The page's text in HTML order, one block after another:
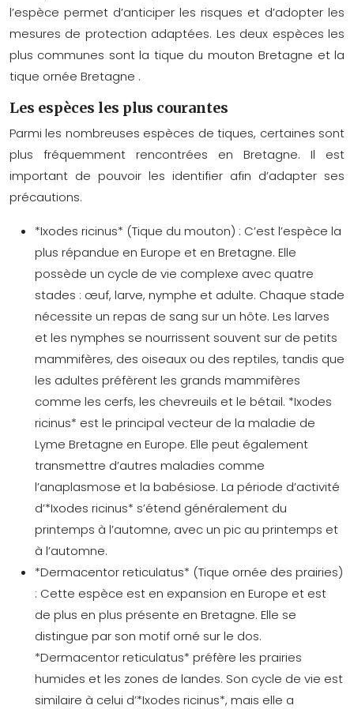
l’espèce permet d’anticiper les risques et d’adopter les
mesures de protection adaptées. Les deux espèces les
plus communes sont la tique du mouton Bretagne et la
tique ornée Bretagne .
Les espèces les plus courantes
Parmi les nombreuses espèces de tiques, certaines sont
plus fréquemment rencontrées en Bretagne. Il est
important de pouvoir les identifier afin d’adapter ses
précautions.
*Ixodes ricinus* (Tique du mouton) : C’est l’espèce la
plus répandue en Europe et en Bretagne. Elle
possède un cycle de vie complexe avec quatre
stades : œuf, larve, nymphe et adulte. Chaque stade
nécessite un repas de sang sur un hôte. Les larves
et les nymphes se nourrissent souvent sur de petits
mammifères, des oiseaux ou des reptiles, tandis que
les adultes préfèrent les grands mammifères
comme les cerfs, les chevreuils et le bétail. *Ixodes
ricinus* est le principal vecteur de la maladie de
Lyme Bretagne en Europe. Elle peut également
transmettre d’autres maladies comme
l’anaplasmose et la babésiose. La période d’activité
d’*Ixodes ricinus* s’étend généralement du
printemps à l’automne, avec un pic au printemps et
à l’automne.
*Dermacentor reticulatus* (Tique ornée des prairies)
: Cette espèce est en expansion en Europe et est
de plus en plus présente en Bretagne. Elle se
distingue par son motif orné sur le dos.
*Dermacentor reticulatus* préfère les prairies
humides et les zones de landes. Son cycle de vie est
similaire à celui d’*Ixodes ricinus*, mais elle a